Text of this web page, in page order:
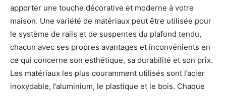
apporter une touche décorative et moderne à votre
maison. Une variété de matériaux peut être utilisée pour
le système de rails et de suspentes du plafond tendu,
chacun avec ses propres avantages et inconvénients en
ce qui concerne son esthétique, sa durabilité et son prix.
Les matériaux les plus couramment utilisés sont l’acier
inoxydable, l’aluminium, le plastique et le bois. Chaque